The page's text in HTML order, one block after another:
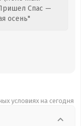
Спас —
осень"
условиях на сегодня